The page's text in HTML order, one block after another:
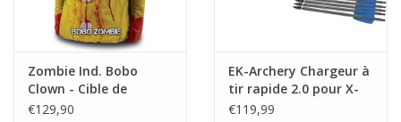
Zombie Ind. Bobo
Clown - Cible de
saignement de
€129,90
EK-Archery Chargeur à
tir rapide 2.0 pour X-
Bow Adder - 7 coups
€119,99